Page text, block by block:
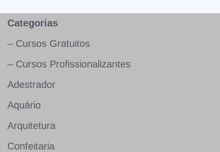
Categorias
– Cursos Gratuitos
– Cursos Profissionalizantes
Adestrador
Aquário
Arquitetura
Confeitaria